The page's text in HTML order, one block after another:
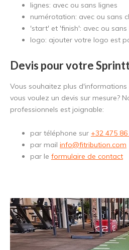
lignes: avec ou sans lignes
numérotation: avec ou sans
'start' et 'finish': avec ou
logo: ajouter votre logo est
Devis pour votre
Vous souhaitez plus
vous voulez un devis sur mesure?
professionnels est joignable:
par téléphone sur +32 475
par mail info@fitribution.com
par le formulaire de contact